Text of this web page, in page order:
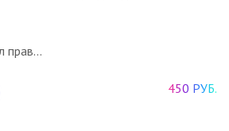
прав...
450 РУБ.